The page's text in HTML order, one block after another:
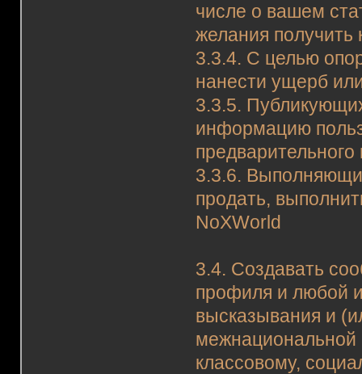
числе о вашем
желания получить
3.3.4. С целью
нанести ущерб
3.3.5.
информацию
предварительного
3.3.6.
продать,
NoXWorld
3.4. Создавать
профиля и любой
высказывания и
межнациональной
классовому,